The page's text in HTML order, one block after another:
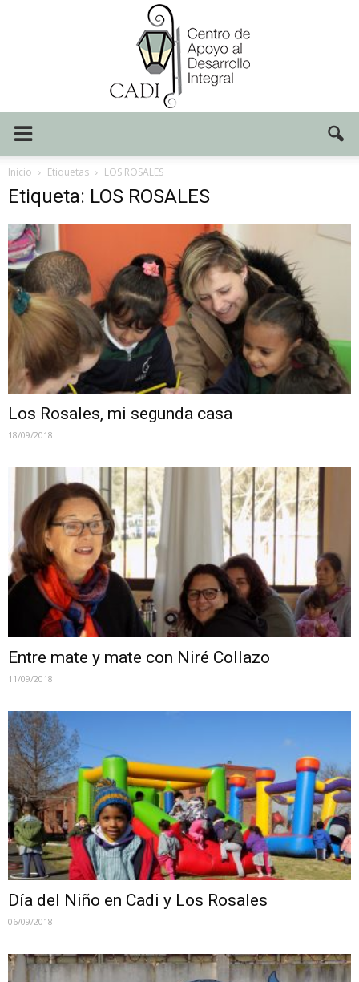
Inicio Etiquetas LOS ROSALES
Etiqueta: LOS ROSALES
Los Rosales, mi segunda casa
18/09/2018
Entre mate y mate con Niré Collazo
11/09/2018
Día del Niño en Cadi y Los Rosales
06/09/2018